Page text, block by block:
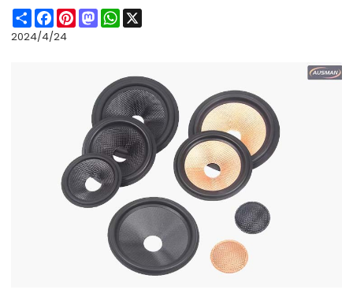
ShareFacebook
PinterestMastodonWhatsApp
2024/4/24